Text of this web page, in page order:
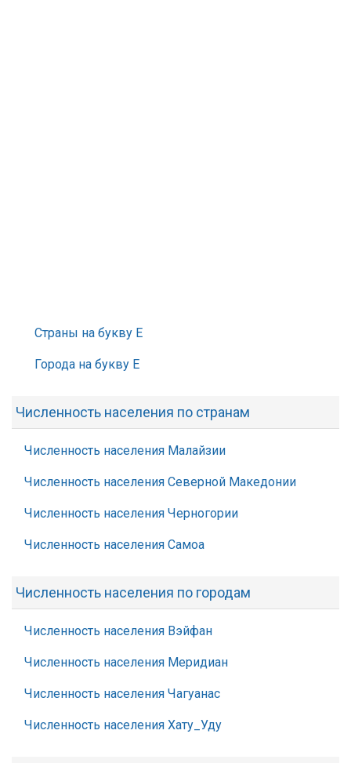
Страны на букву Е
Города на букву Е
Численность населения по странам
Численность населения Малайзии
Численность населения Северной Македонии
Численность населения Черногории
Численность населения Самоа
Численность населения по городам
Численность населения Вэйфан
Численность населения Меридиан
Численность населения Чагуанас
Численность населения Хату_Уду